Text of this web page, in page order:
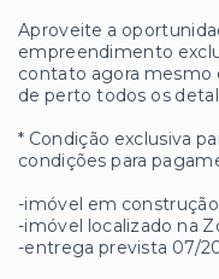
Aproveite a
empreendimento
contato agora mesmo
de perto todos os
* Condição exclusiva
condições para
-imóvel em
-imóvel localizado na
-entrega prevista 07/